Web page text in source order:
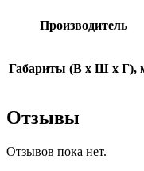
Производитель
Габариты (В х Ш х Г),
Отзывы
Отзывов пока нет.